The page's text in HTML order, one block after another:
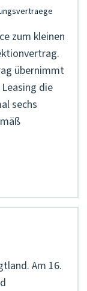
zum kleinen
übernimmt
die
sechs
Am 16.